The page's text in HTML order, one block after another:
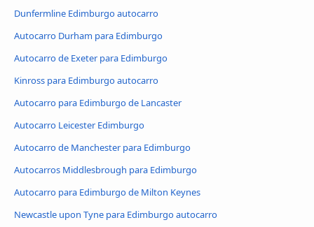
Dunfermline Edimburgo autocarro
Autocarro Durham para Edimburgo
Autocarro de Exeter para Edimburgo
Kinross para Edimburgo autocarro
Autocarro para Edimburgo de Lancaster
Autocarro Leicester Edimburgo
Autocarro de Manchester para Edimburgo
Autocarros Middlesbrough para Edimburgo
Autocarro para Edimburgo de Milton Keynes
Newcastle upon Tyne para Edimburgo autocarro